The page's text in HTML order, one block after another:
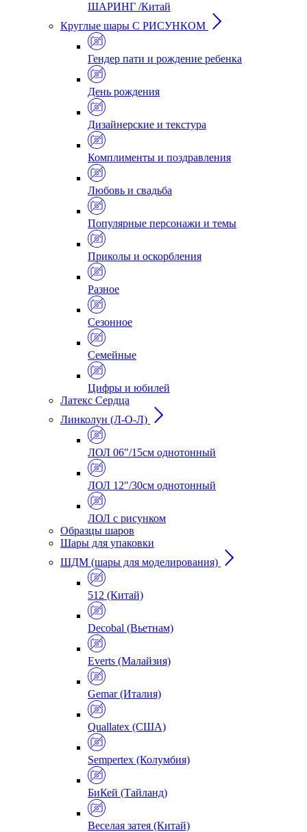
ШАРИНГ /Китай
Круглые шары С РИСУНКОМ
Гендер пати и рождение ребенка
День рождения
Дизайнерские и текстура
Комплименты и поздравления
Любовь и свадьба
Популярные персонажи и темы
Приколы и оскорбления
Разное
Сезонное
Семейные
Цифры и юбилей
Латекс Сердца
Линколун (Л-О-Л)
ЛОЛ 06"/15см однотонный
ЛОЛ 12"/30см однотонный
ЛОЛ с рисунком
Образцы шаров
Шары для упаковки
ШДМ (шары для моделирования)
512 (Китай)
Decobal (Вьетнам)
Everts (Малайзия)
Gemar (Италия)
Quallatex (США)
Sempertex (Колумбия)
БиКей (Тайланд)
Веселая затея (Китай)